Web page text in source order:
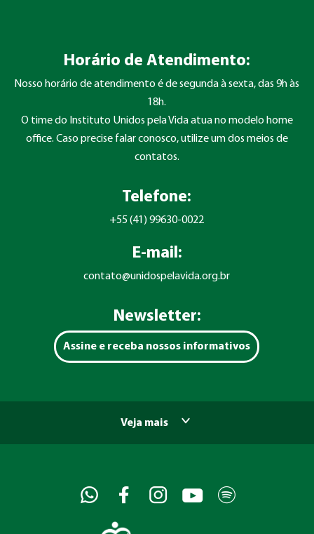
Horário de Atendimento:
Nosso horário de atendimento é de segunda à sexta, das 9h às
18h.
O time do Instituto Unidos pela Vida atua no modelo home
office. Caso precise falar conosco, utilize um dos meios de
contatos.
Telefone:
+55 (41) 99630-0022
E-mail:
contato@unidospelavida.org.br
Newsletter:
Assine e receba nossos informativos
Veja mais